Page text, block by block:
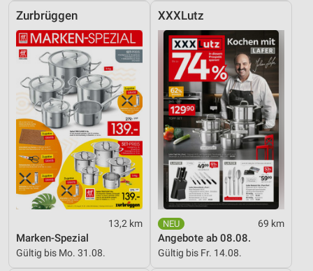
Zurbrüggen
13,2 km
Marken-Spezial
Gültig bis Mo. 31.08.
XXXLutz
69 km
Angebote ab 08.08.
Gültig bis Fr. 14.08.